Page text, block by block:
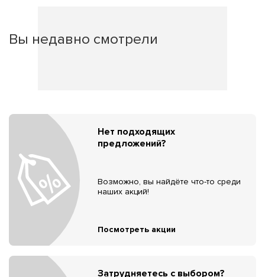
Вы недавно смотрели
Нет подходящих
предложений?
Возможно, вы найдёте что-то среди
наших акций!
Посмотреть акции
Затрудняетесь с выбором?